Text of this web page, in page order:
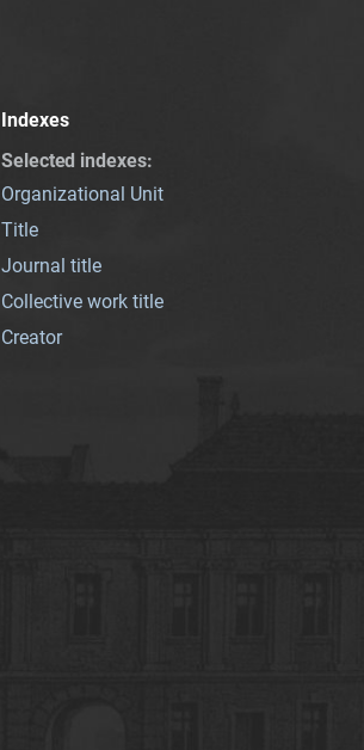
Indexes
Selected indexes:
Organizational Unit
Title
Journal title
Collective work title
Creator